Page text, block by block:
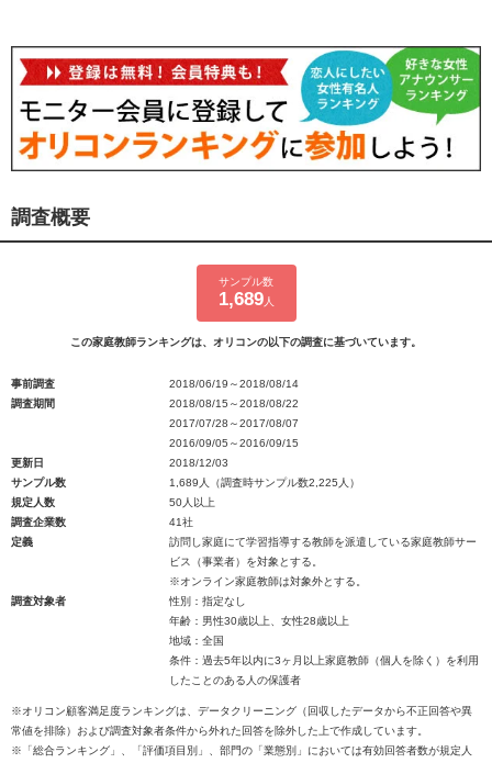
調査概要
サンプル数
1,689人
この家庭教師ランキングは、オリコンの以下の調査に基づいています。
事前調査
2018/06/19～2018/08/14
調査期間
2018/08/15～2018/08/22
2017/07/28～2017/08/07
2016/09/05～2016/09/15
更新日
2018/12/03
サンプル数
1,689人（調査時サンプル数2,225人）
規定人数
50人以上
調査企業数
41社
定義
訪問し家庭にて学習指導する教師を派遣している家庭教師サー
ビス（事業者）を対象とする。
※オンライン家庭教師は対象外とする。
調査対象者
性別：指定なし
年齢：男性30歳以上、女性28歳以上
地域：全国
条件：過去5年以内に3ヶ月以上家庭教師（個人を除く）を利用
したことのある人の保護者
※オリコン顧客満足度ランキングは、データクリーニング（回収したデータから不正回答や異
常値を排除）および調査対象者条件から外れた回答を除外した上で作成しています。
※「総合ランキング」、「評価項目別」、部門の「業態別」においては有効回答者数が規定人